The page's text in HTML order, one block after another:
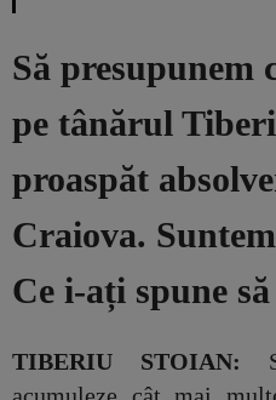
Să presupunem
pe tânărul
proaspăt
Craiova.
Ce i-ați spune
TIBERIU STOIAN: